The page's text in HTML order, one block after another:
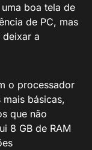
boa tela de
de PC, mas
a
o processador
básicas,
que não
8 GB de RAM